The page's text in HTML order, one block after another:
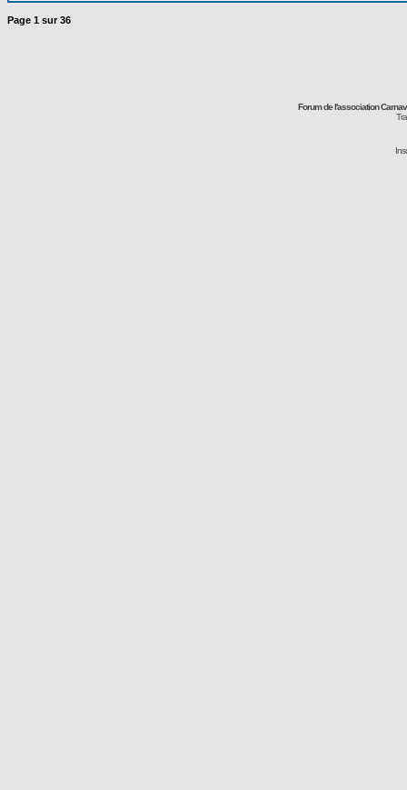
Page 1 sur36
Forum de l'association